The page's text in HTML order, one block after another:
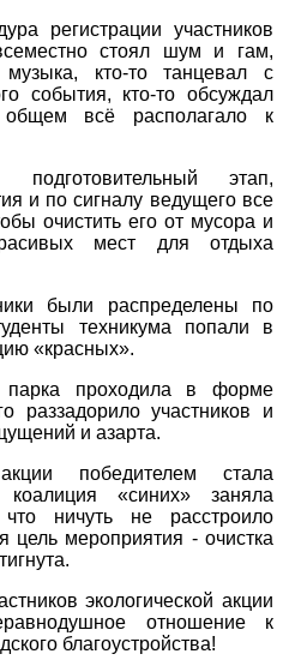
регистрации участников
стоял шум и гам,
кто-то танцевал с
события, кто-то обсуждал
всё располагало к
этап,
и по сигналу ведущего все
очистить его от мусора и
мест для отдыха
были распределены по
техникума попали в
«красных».
парка проходила в форме
раззадорило участников и
и азарта.
победителем стала
«синих» заняла
ничуть не расстроило
цель мероприятия - очистка
экологической акции
отношение к
благоустройства!